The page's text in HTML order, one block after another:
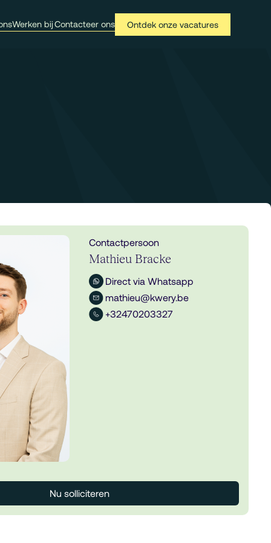
Werken bijContacteer ons Ontdek onze vacatures
Contactpersoon
Mathieu Bracke
Direct via Whatsapp
mathieu@kwery.be
+32470203327
Nu solliciteren